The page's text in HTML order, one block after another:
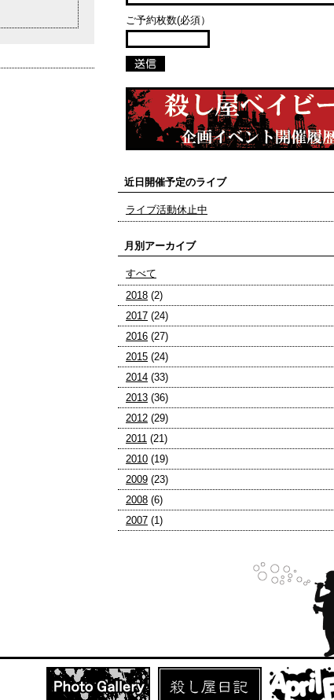
ご予約枚数(必須）
近日開催予定のライブ
ライブ活動休止中
月別アーカイブ
すべて
2018 (2)
2017 (24)
2016 (27)
2015 (24)
2014 (33)
2013 (36)
2012 (29)
2011 (21)
2010 (19)
2009 (23)
2008 (6)
2007 (1)